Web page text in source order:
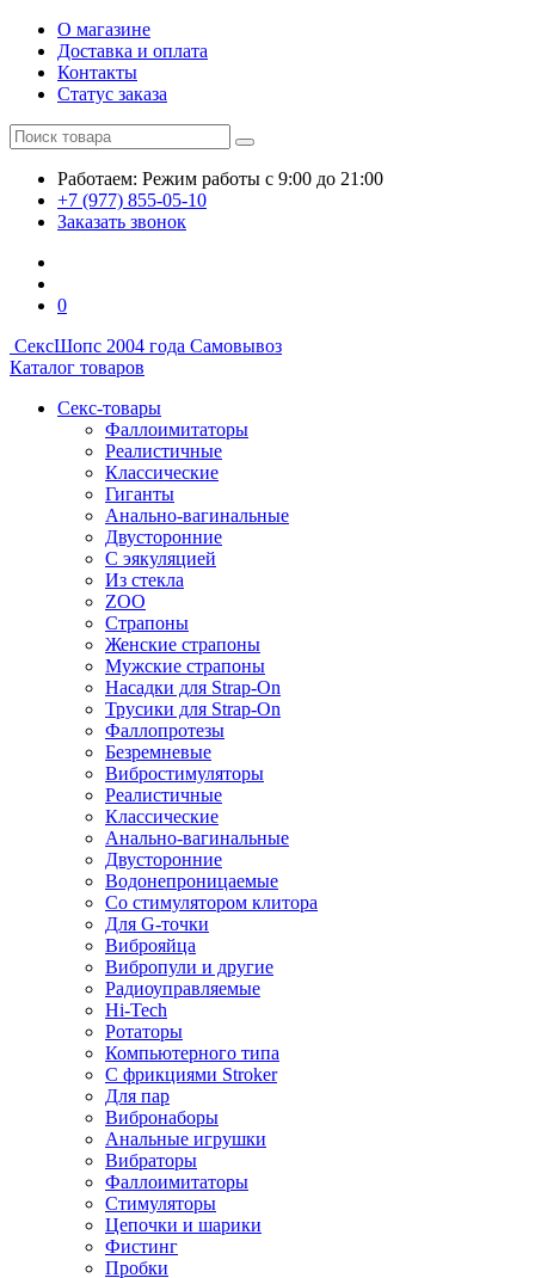
О магазине
Доставка и оплата
Контакты
Статус заказа
Работаем: Режим работы с 9:00 до 21:00
+7 (977) 855-05-10
Заказать звонок
0
СексШопс 2004 года Самовывоз
Каталог товаров
Секс-товары
Фаллоимитаторы
Реалистичные
Классические
Гиганты
Анально-вагинальные
Двусторонние
С эякуляцией
Из стекла
ZOO
Страпоны
Женские страпоны
Мужские страпоны
Насадки для Strap-On
Трусики для Strap-On
Фаллопротезы
Безремневые
Вибростимуляторы
Реалистичные
Классические
Анально-вагинальные
Двусторонние
Водонепроницаемые
Со стимулятором клитора
Для G-точки
Виброяйца
Вибропули и другие
Радиоуправляемые
Hi-Tech
Ротаторы
Компьютерного типа
С фрикциями Stroker
Для пар
Вибронаборы
Анальные игрушки
Вибраторы
Фаллоимитаторы
Стимуляторы
Цепочки и шарики
Фистинг
Пробки